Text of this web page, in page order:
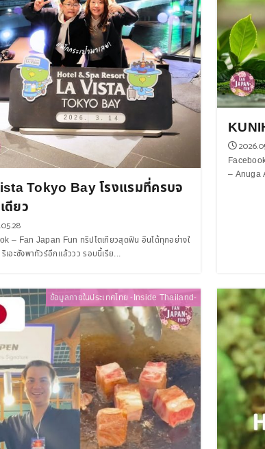
Tokyo Bay โรงแรมที่ครบจ
ดียว
– Fan Japan Fun ทริปโตเกียวสุดฟิน อินได้ทุกอย่างใ
เอะซังพาทัวร์อีกแล้ววว รอบนี้เรีย...
– Anuga
ข้อมูลภายในประเทศไทย -Inside Thailand-